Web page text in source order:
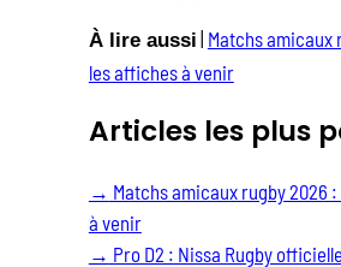
À lire aussi | Matchs amicaux
les affiches à venir
Articles les plus
→ Matchs amicaux rugby 2026
à venir
→ Pro D2 : Nissa Rugby